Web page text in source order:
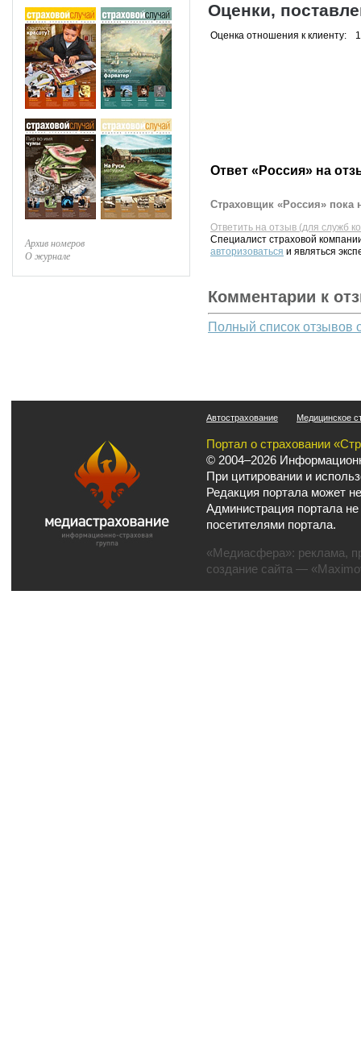
Архив номеров
О журнале
Оценки,
Оценка отношения к клиенту: 1
Ответ «Россия» на
Страховщик «Россия» пока
Ответить на отзыв (для служб
Специалист страховой
авторизоваться и являться
Комментарии к
Полный список отзывов
Автострахование Медицинское
Портал о страховании
© 2004–2026
При цитировании и
Редакция портала может
Администрация портала
посетителями портала.
«Медиасфера»: реклама,
создание сайта —